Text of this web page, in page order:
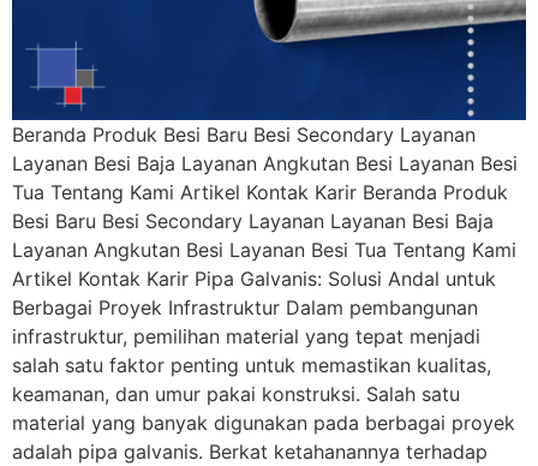
Beranda Produk Besi Baru Besi Secondary Layanan
Layanan Besi Baja Layanan Angkutan Besi Layanan Besi
Tua Tentang Kami Artikel Kontak Karir Beranda Produk
Besi Baru Besi Secondary Layanan Layanan Besi Baja
Layanan Angkutan Besi Layanan Besi Tua Tentang Kami
Artikel Kontak Karir Pipa Galvanis: Solusi Andal untuk
Berbagai Proyek Infrastruktur Dalam pembangunan
infrastruktur, pemilihan material yang tepat menjadi
salah satu faktor penting untuk memastikan kualitas,
keamanan, dan umur pakai konstruksi. Salah satu
material yang banyak digunakan pada berbagai proyek
adalah pipa galvanis. Berkat ketahanannya terhadap